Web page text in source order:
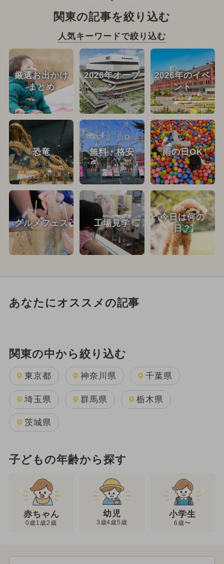
関東の記事を絞り込む
人気キーワードで絞り込む
厳選お出かけ
まとめ
2026年オープ
ン
2026年のイベ
ント
恐竜 無料・格安 雨の日OK
グルメフェス 工場見学
今日は何の
日？
あなたにオススメの記事
関東の中から絞り込む
東京都 神奈川県 千葉県
埼玉県 群馬県 栃木県
茨城県
子どもの年齢から探す
赤ちゃん
0歳1歳2歳
幼児
3歳4歳5歳
小学生
6歳〜